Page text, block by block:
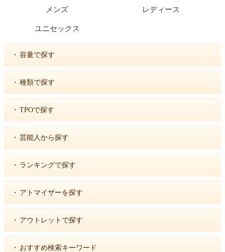
メンズ レディース
ユニセックス
・ 容量で探す
・ 種類で探す
・ TPOで探す
・ 芸能人から探す
・ ランキングで探す
・ アトマイザーを探す
・ アウトレットで探す
・ おすすめ検索キーワード